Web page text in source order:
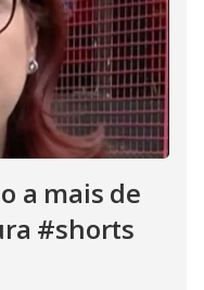
a mais de
#shorts